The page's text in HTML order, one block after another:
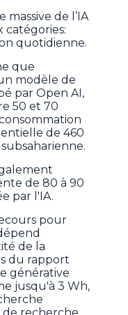
massive de l’IA
quotidienne.
que
modèle de
par Open AI,
50 et 70
de 460
de 80 à 90
par l'IA.
pour
de la
du rapport
générative
jusqu'à 3 Wh,
recherche.